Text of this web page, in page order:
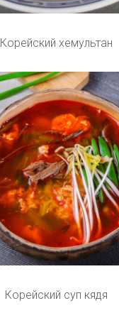
Корейский хемультан
Корейский суп кядя